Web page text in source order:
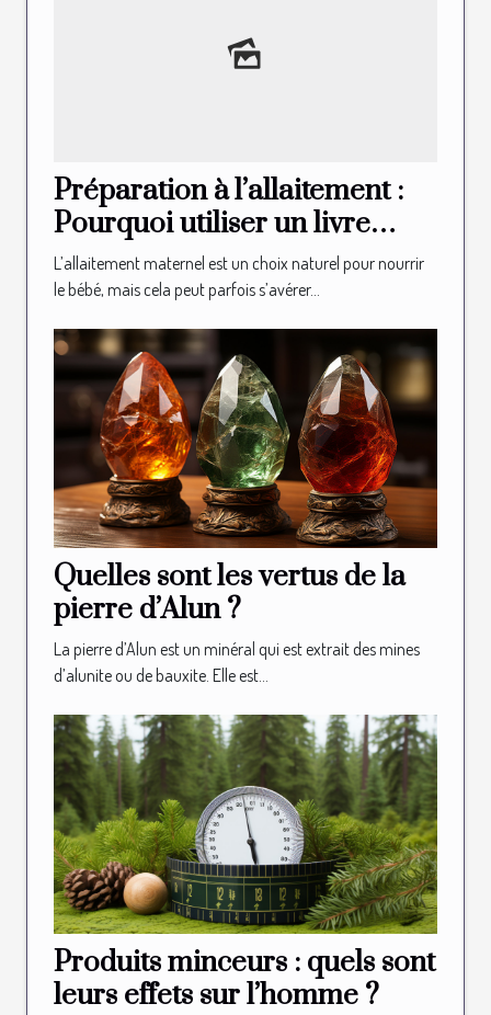
Préparation à l’allaitement :
Pourquoi utiliser un livre
illustré d’allaitement ?
L’allaitement maternel est un choix naturel pour nourrir
le bébé, mais cela peut parfois s’avérer...
Quelles sont les vertus de la
pierre d’Alun ?
La pierre d’Alun est un minéral qui est extrait des mines
d’alunite ou de bauxite. Elle est...
Produits minceurs : quels sont
leurs effets sur l’homme ?